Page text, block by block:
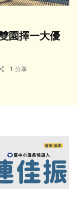
園擇一大優
1 分享